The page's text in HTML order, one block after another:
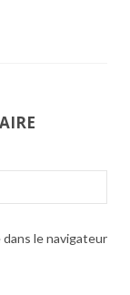
le navigateur